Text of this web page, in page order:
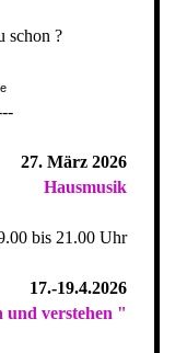
schon ?
27. März 2026
Hausmusik
bis 21.00 Uhr
17.-19.4.2026
und verstehen "